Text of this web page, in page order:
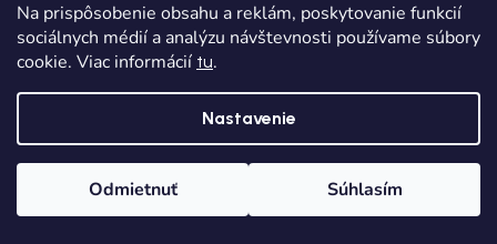
Na prispôsobenie obsahu a reklám, poskytovanie funkcií
sociálnych médií a analýzu návštevnosti používame súbory
cookie. Viac informácií tu.
Nastavenie
Odmietnuť Súhlasím